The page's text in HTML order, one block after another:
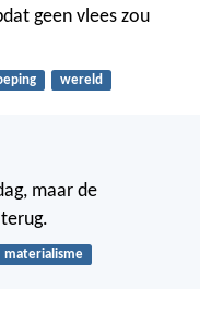
geen vlees zou
wereld
maar de
materialisme